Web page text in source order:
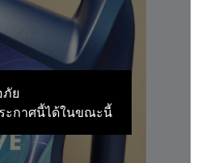
ย
ะกาศนี้ได้ในขณะนี้